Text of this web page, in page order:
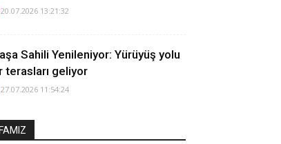
20.07.2026 13:21:32
Sahili Yenileniyor: Yürüyüş yolu
terasları geliyor
27.07.2026 11:54:24